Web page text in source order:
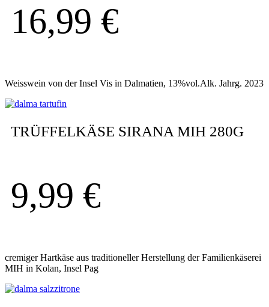
16,99 €
Weisswein von der Insel Vis in Dalmatien, 13%vol.Alk. Jahrg. 2023
TRÜFFELKÄSE SIRANA MIH 280G
9,99 €
cremiger Hartkäse aus traditioneller Herstellung der Familienkäserei
MIH in Kolan, Insel Pag